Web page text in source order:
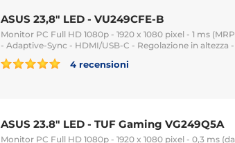
ASUS 23,8" LED - VU249CFE-B
Monitor PC Full HD 1080p - 1920 x 1080 pixel - 1 ms
- Adaptive-Sync - HDMI/USB-C - Regolazione in altezza
4 recensioni
ASUS 23.8" LED - TUF Gaming VG249Q5A
Monitor PC Full HD 1080p - 1920 x 1080 pixel - 0,3 ms